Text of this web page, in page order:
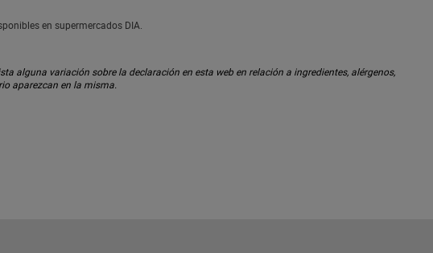
en supermercados DIA.
alguna variación sobre la declaración en esta web en relación a ingredientes, alérgenos,
aparezcan en la misma.